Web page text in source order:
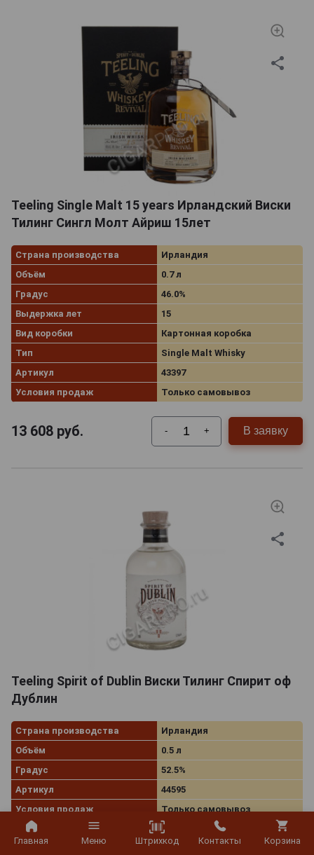
Главная Меню Штрихкод Контакты Корзина
Teeling Single Malt 15 years Ирландский Виски
Тилинг Сингл Молт Айриш 15лет
Страна производства
Ирландия
Объём
0.7 л
Градус
46.0%
Выдержка лет
15
Вид коробки
Картонная коробка
Тип
Single Malt Whisky
Артикул
43397
Условия продаж
Только самовывоз
13 608 руб. - + В заявку
Teeling Spirit of Dublin Виски Тилинг Спирит оф
Дублин
Страна производства
Ирландия
Объём
0.5 л
Градус
52.5%
Артикул
44595
Условия продаж
Только самовывоз
3 282руб. В заявку